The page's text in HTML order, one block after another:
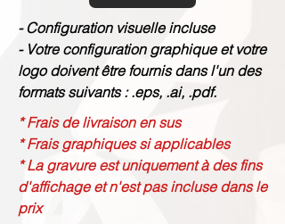
- Configuration visuelle incluse
- Votre configuration graphique et votre
logo doivent être fournis dans l'un des
formats suivants : .eps, .ai, .pdf.
* Frais de livraison en sus
* Frais graphiques si applicables
* La gravure est uniquement à des fins
d'affichage et n'est pas incluse dans le
prix